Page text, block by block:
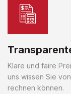
Klare und faire
uns wissen Sie
rechnen können.